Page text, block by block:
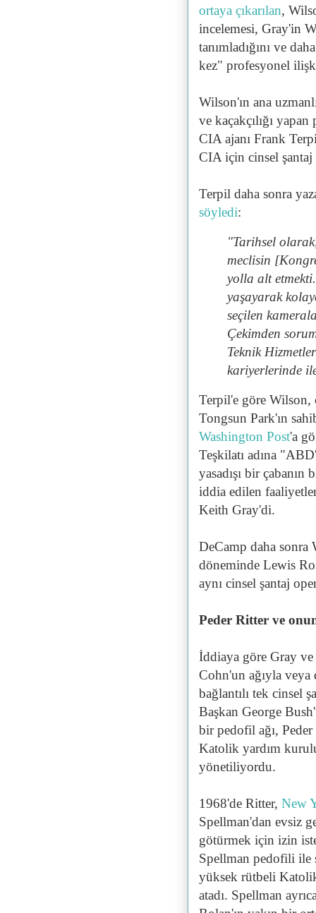
ortaya çıkarılan,
incelemesi, Gray'in
tanımladığını ve
kez" profesyonel
Wilson'ın ana
ve kaçakçılığı
CIA ajanı Frank
CIA için cinsel
Terpil daha sonra
söyledi:
"Tarihsel
meclisin
yolla alt
yaşayarak
seçilen
Çekimden
Teknik
kariyerlerinde
Terpil'e göre Wilson,
Tongsun Park'ın
Washington Post'a
Teşkilatı adına
yasadışı bir
iddia edilen
Keith Gray'di.
DeCamp daha
döneminde Lewis
aynı cinsel şantaj
Peder Ritter ve
İddiaya göre Gray
Cohn'un ağıyla
bağlantılı tek cinsel
Başkan George
bir pedofil ağı,
Katolik yardım
yönetiliyordu.
1968'de Ritter, New
Spellman'dan evsiz
götürmek için izin
Spellman pedofili ile
yüksek rütbeli
atadı. Spellman